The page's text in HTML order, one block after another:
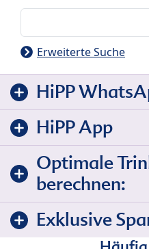
Erweiterte Suche
HiPP
HiPP App
Optimale
berechnen:
Exklusive